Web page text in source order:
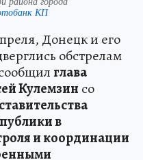
КП
Донецк и его
обстрелам
глава
Кулемзин со
в
и координации